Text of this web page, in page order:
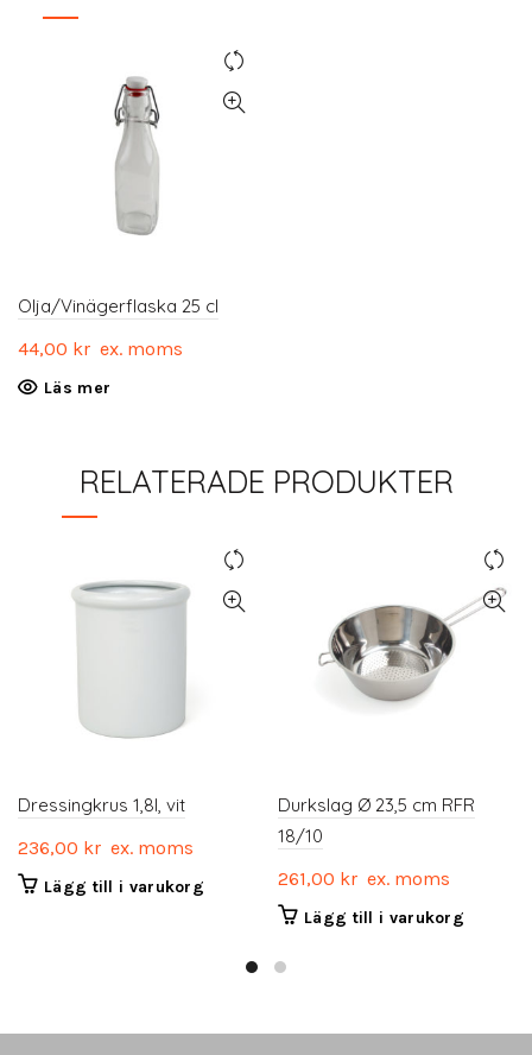
Olja/Vinägerflaska 25 cl
44,00 kr ex. moms
Läs mer
RELATERADE PRODUKTER
Dressingkrus 1,8l, vit
236,00 kr ex. moms
Lägg till i varukorg
Durkslag Ø 23,5 cm RFR
18/10
261,00 kr ex. moms
Lägg till i varukorg